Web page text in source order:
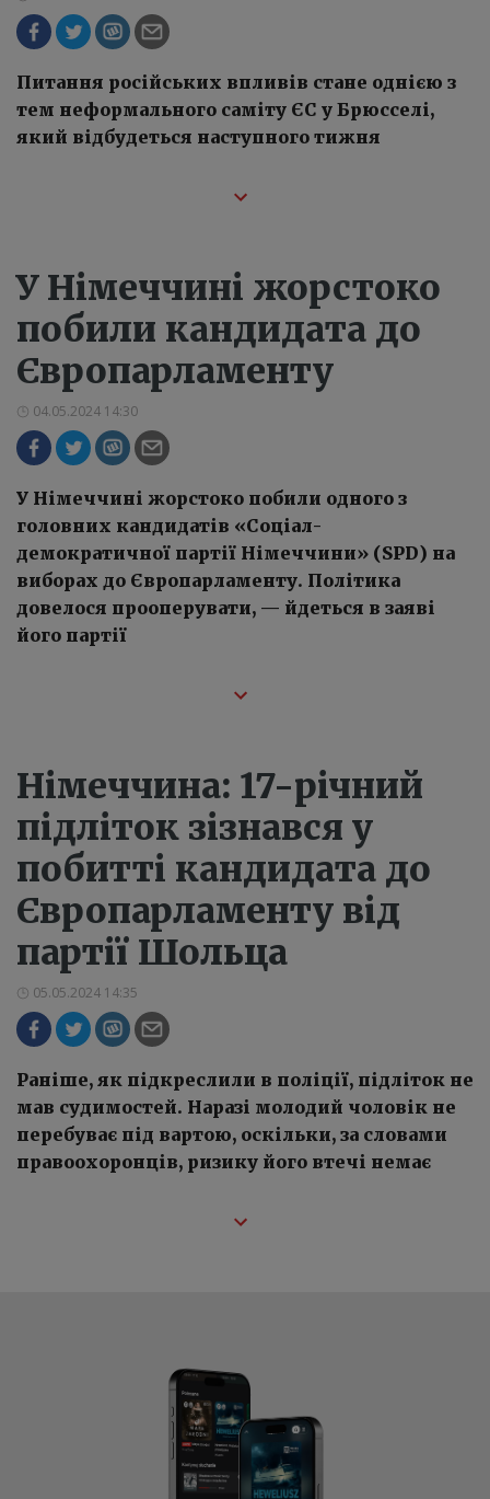
Питання російських впливів стане однією з
тем неформального саміту ЄС у Брюсселі,
який відбудеться наступного тижня
У Німеччині жорстоко
побили кандидата до
Європарламенту
04.05.2024 14:30
У Німеччині жорстоко побили одного з
головних кандидатів «Соціал-
демократичної партії Німеччини» (SPD) на
виборах до Європарламенту. Політика
довелося прооперувати, — йдеться в заяві
його партії
Німеччина: 17-річний
підліток зізнався у
побитті кандидата до
Європарламенту від
партії Шольца
05.05.2024 14:35
Раніше, як підкреслили в поліції, підліток не
мав судимостей. Наразі молодий чоловік не
перебуває під вартою, оскільки, за словами
правоохоронців, ризику його втечі немає